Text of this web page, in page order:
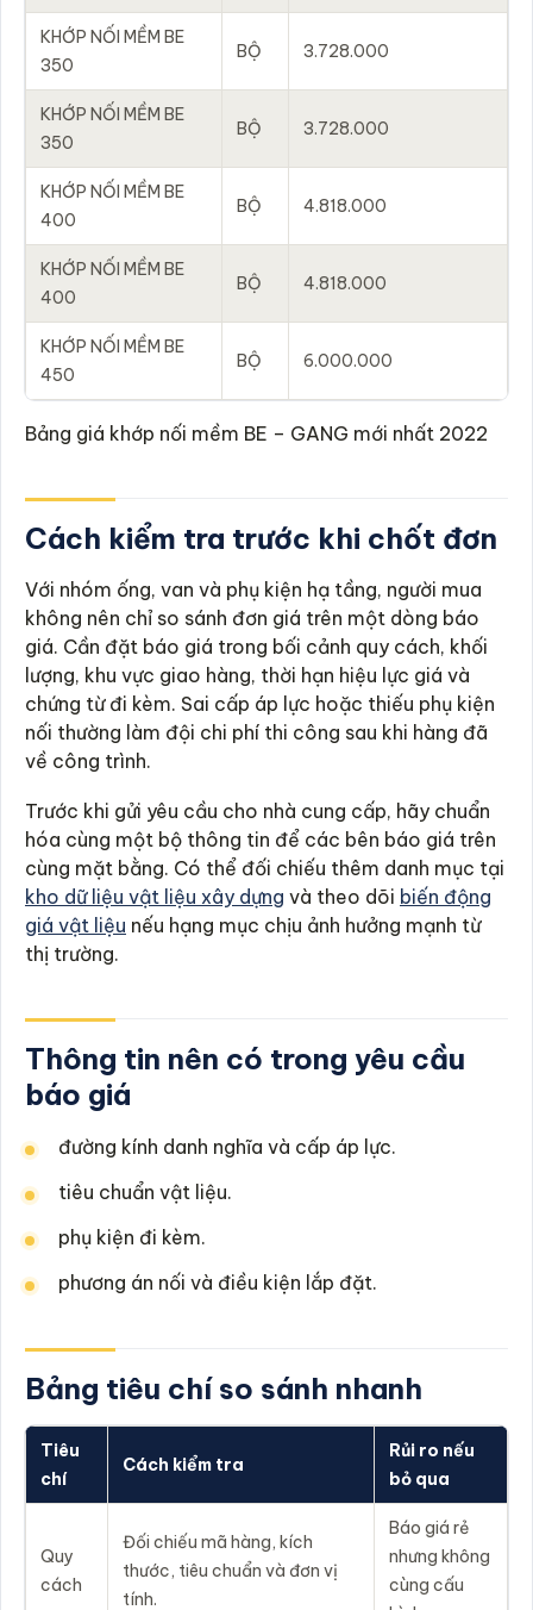
KHỚP NỐI MỀM BE
350
BỘ 3.728.000
KHỚP NỐI MỀM BE
350
BỘ 3.728.000
KHỚP NỐI MỀM BE
400
BỘ 4.818.000
KHỚP NỐI MỀM BE
400
BỘ 4.818.000
KHỚP NỐI MỀM BE
450
BỘ 6.000.000
Bảng giá khớp nối mềm BE – GANG mới nhất 2022
Cách kiểm tra trước khi chốt đơn
Với nhóm ống, van và phụ kiện hạ tầng, người mua
không nên chỉ so sánh đơn giá trên một dòng báo
giá. Cần đặt báo giá trong bối cảnh quy cách, khối
lượng, khu vực giao hàng, thời hạn hiệu lực giá và
chứng từ đi kèm. Sai cấp áp lực hoặc thiếu phụ kiện
nối thường làm đội chi phí thi công sau khi hàng đã
về công trình.
Trước khi gửi yêu cầu cho nhà cung cấp, hãy chuẩn
hóa cùng một bộ thông tin để các bên báo giá trên
cùng mặt bằng. Có thể đối chiếu thêm danh mục tại
kho dữ liệu vật liệu xây dựng và theo dõi biến động
giá vật liệu nếu hạng mục chịu ảnh hưởng mạnh từ
thị trường.
Thông tin nên có trong yêu cầu
báo giá
đường kính danh nghĩa và cấp áp lực.
tiêu chuẩn vật liệu.
phụ kiện đi kèm.
phương án nối và điều kiện lắp đặt.
Bảng tiêu chí so sánh nhanh
Tiêu
chí
Cách kiểm tra
Rủi ro nếu
bỏ qua
Quy
cách
Đối chiếu mã hàng, kích
thước, tiêu chuẩn và đơn vị
tính.
Báo giá rẻ
nhưng không
cùng cấu